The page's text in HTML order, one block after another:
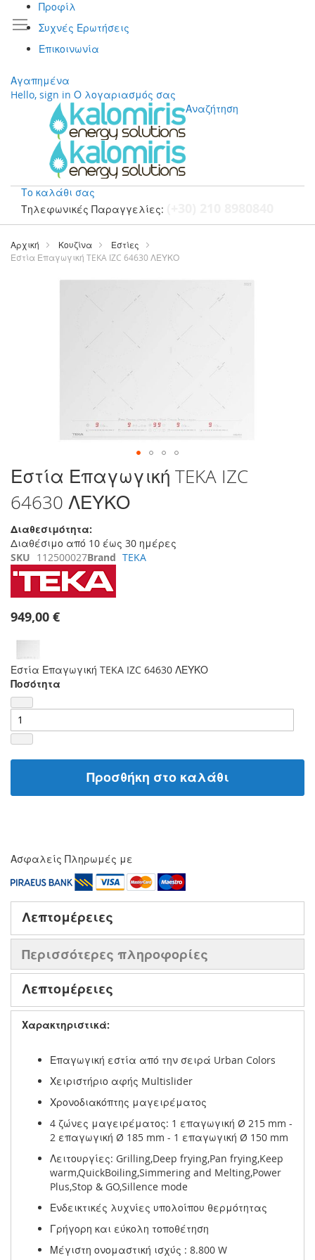
Προφίλ
Συχνές Ερωτήσεις
Επικοινωνία
Αγαπημένα
Hello, sign in Ο λογαριασμός σας
Αναζήτηση
Το καλάθι σας
Τηλεφωνικές Παραγγελίες:
Μετάβαση
περιεχόμενο
Αρχική Κουζίνα
Εστίες
Εστία Επαγωγική TEKA IZC 64630 ΛΕΥΚΟ
Μετάβαση
Μετάβαση
στην
αρχή
της
συλλογής
εικόνων
Εστία Επαγωγική TEKA IZC
64630 ΛΕΥΚΟ
Διαθεσιμότητα:
Διαθέσιμο από 10 έως 30 ημέρες
SKU 112500027Brand TEKA
949,00 €
Εστία Επαγωγική TEKA IZC 64630 ΛΕΥΚΟ
Ποσότητα
Προσθήκη στο καλάθι
Ασφαλείς Πληρωμές με
Λεπτομέρειες
Περισσότερες πληροφορίες
Λεπτομέρειες
Χαρακτηριστικά:
Επαγωγική εστία από την σειρά Urban Colors
Χειριστήριο αφής Multislider
Χρονοδιακόπτης μαγειρέματος
4 ζώνες μαγειρέματος: 1 επαγωγική Ø 215 mm -
2 επαγωγική Ø 185 mm - 1 επαγωγική Ø 150 mm
Λειτουργίες: Grilling,Deep frying,Pan frying,Keep
warm,QuickBoiling,Simmering and Melting,Power
Plus,Stop & GO,Sillence mode
Ενδεικτικές λυχνίες υπολοίπου θερμότητας
Γρήγορη και εύκολη τοποθέτηση
Μέγιστη ονομαστική ισχύς : 8.800 W